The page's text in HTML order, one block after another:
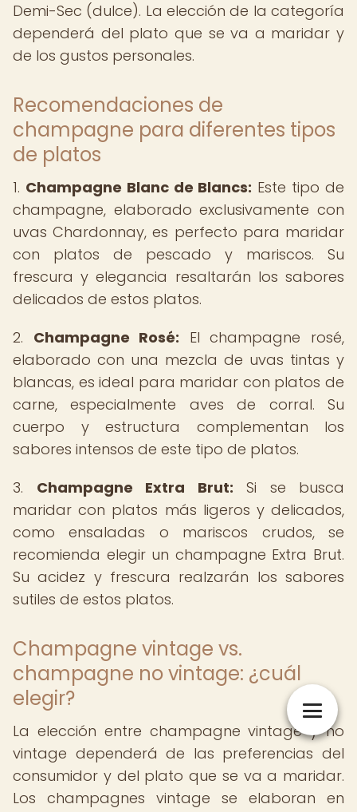
Demi-Sec (dulce). La elección de la categoría
dependerá del plato que se va a maridar y
de los gustos personales.
Recomendaciones de
champagne para diferentes tipos
de platos
1. Champagne Blanc de Blancs: Este tipo de
champagne, elaborado exclusivamente con
uvas Chardonnay, es perfecto para maridar
con platos de pescado y mariscos. Su
frescura y elegancia resaltarán los sabores
delicados de estos platos.
2. Champagne Rosé: El champagne rosé,
elaborado con una mezcla de uvas tintas y
blancas, es ideal para maridar con platos de
carne, especialmente aves de corral. Su
cuerpo y estructura complementan los
sabores intensos de este tipo de platos.
3. Champagne Extra Brut: Si se busca
maridar con platos más ligeros y delicados,
como ensaladas o mariscos crudos, se
recomienda elegir un champagne Extra Brut.
Su acidez y frescura realzarán los sabores
sutiles de estos platos.
Champagne vintage vs.
champagne no vintage: ¿cuál
elegir?
La elección entre champagne vintage y no
vintage dependerá de las preferencias del
consumidor y del plato que se va a maridar.
Los champagnes vintage se elaboran en